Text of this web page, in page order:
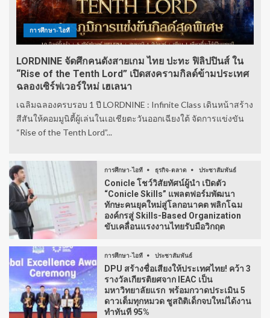
การศึกษา-ไอที
LORDNINE จัดศึกคนดังสายเกม ไทย ปะทะ ฟิลิปปินส์ ใน
“Rise of the Tenth Lord” เปิดสงครามกิลด์ข้ามประเทศ
ฉลองเซิร์ฟเวอร์ใหม่ เฮเลนา
เฉลิมฉลองครบรอบ 1 ปี LORDNINE : Infinite Class เดินหน้าสร้าง
สีสันให้คอมมูนิตี้ผู้เล่นในเอเชียตะวันออกเฉียงใต้ จัดการแข่งขัน
“Rise of the Tenth Lord”...
การศึกษา-ไอที ธุรกิจ-ตลาด ประชาสัมพันธ์
Conicle โชว์วิสัยทัศน์ผู้นำ เปิดตัว
“Conicle Skills” แพลตฟอร์มพัฒนา
ทักษะคนยุคใหม่สู่โลกอนาคต พลิกโฉม
องค์กรสู่ Skills-Based Organization
ขับเคลื่อนแรงงานไทยรับมือวิกฤต
การศึกษา-ไอที ประชาสัมพันธ์
DPU สร้างชื่อเสียงให้ประเทศไทย! คว้า 3
รางวัลเกียรติยศจาก IEAC เป็น
มหาวิทยาลัยแรก พร้อมกวาดประเมิน 5
ดาวเต็มทุกหมวด ชูสถิติเด็กจบใหม่ได้งาน
ทำทันที 95%